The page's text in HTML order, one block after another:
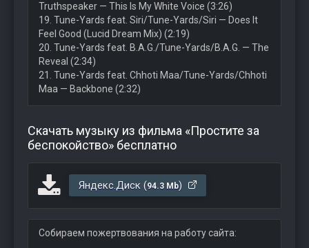
Truthspeaker — This Is My White Voice (3:26)
19. Tune-Yards feat. Siri/Tune-Yards/Siri — Does It
Feel Good (Lucid Dream Mix) (2:19)
20. Tune-Yards feat. B.A.G./Tune-Yards/B.A.G. — The
Reveal (2:34)
21. Tune-Yards feat. Chhoti Maa/Tune-Yards/Chhoti
Maa — Backbone (2:32)
Скачать музыку из фильма «Простите за
беспокойство» бесплатно
Яндекс.Диск (94.3 Mb)
Собираем пожертвования на работу сайта: